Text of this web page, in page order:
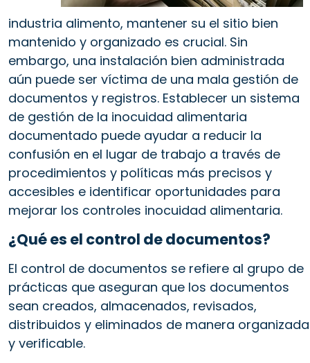
industria alimento, mantener su el sitio bien
mantenido y organizado es crucial. Sin
embargo, una instalación bien administrada
aún puede ser víctima de una mala gestión de
documentos y registros. Establecer un sistema
de gestión de la inocuidad alimentaria
documentado puede ayudar a reducir la
confusión en el lugar de trabajo a través de
procedimientos y políticas más precisos y
accesibles e identificar oportunidades para
mejorar los controles inocuidad alimentaria.
¿Qué es el control de documentos?
El control de documentos se refiere al grupo de
prácticas que aseguran que los documentos
sean creados, almacenados, revisados,
distribuidos y eliminados de manera organizada
y verificable.